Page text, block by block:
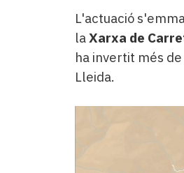
L'actuació
laXarxa de
ha invertit més
Lleida.